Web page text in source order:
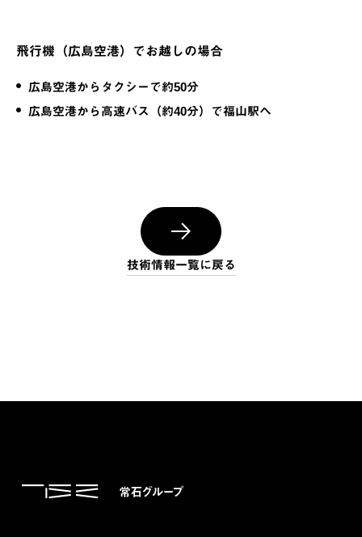
飛行機（広島空港）でお越しの場合
広島空港からタクシーで約50分
広島空港から高速バス（約40分）で福山駅へ
技術情報一覧に戻る